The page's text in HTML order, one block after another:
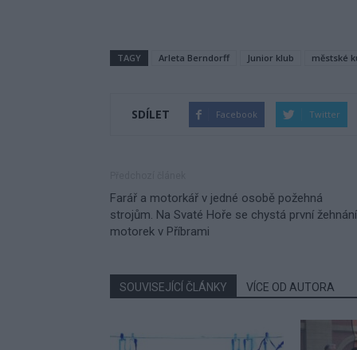
TAGY Arleta Berndorff Junior klub městské
SDÍLET Facebook Twitter
Farář a motorkář v jedné osobě požehná
strojům. Na Svaté Hoře se chystá první žehnání
motorek v Příbrami
SOUVISEJÍCÍ ČLÁNKY VÍCE OD AUTORA